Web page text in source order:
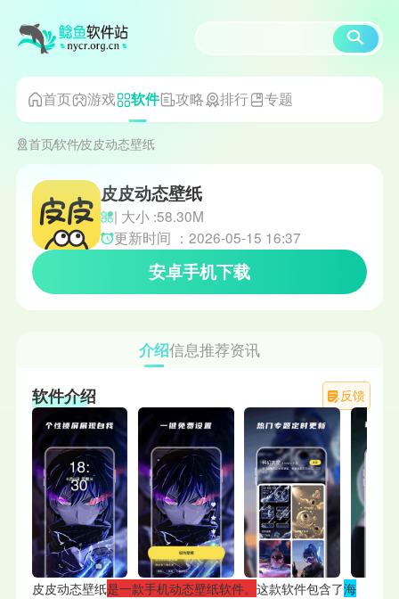
首页 游戏 软件 攻略 排行 专题
首页软件皮皮动态壁纸
皮皮动态壁纸
| 大小 :58.30M
更新时间 ：2026-05-15 16:37
安卓手机下载
介绍信息推荐资讯
反馈
软件介绍
皮皮动态壁纸是一款手机动态壁纸软件。 这款软件包含了海